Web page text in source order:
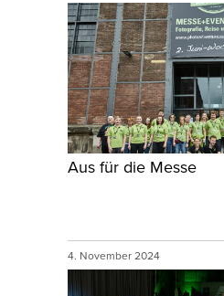
Aus für die Messe
4. November 2024